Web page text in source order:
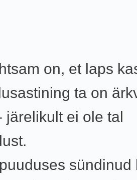
on, et laps
ta on
järelikult ei ole tal
sündinud